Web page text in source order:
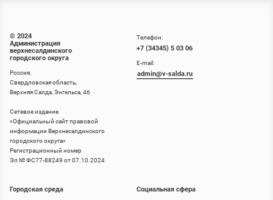
© 2024
Администрация
верхнесалдинского
городского округа
Россия,
Свердловская область,
Верхняя Салда, Энгельса, 46
Сетевое издание
«Официальный сайт правовой
информации Верхнесалдинского
городского округа»
Регистрационный номер
Эл № ФС77-88249 от 07.10.2024
Городская среда Социальная сфера
Телефон:
+7 (34345) 5 03 06
E-mail:
admin@v-salda.ru